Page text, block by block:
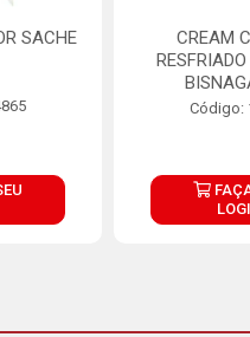
SACHE
CREAM
Código: